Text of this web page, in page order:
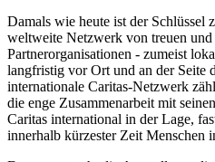
Damals wie heute ist der Schlüssel
weltweite Netzwerk von treuen und
Partnerorganisationen - zumeist
langfristig vor Ort und an der Seite
internationale Caritas-Netzwerk
die enge Zusammenarbeit mit
Caritas international in der Lage,
innerhalb kürzester Zeit Menschen